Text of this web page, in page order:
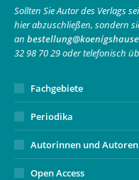
in
new
window
in
new
window
opens
in
new
window
Sollten Sie Autor des Verlags
hier abzuschließen, sondern
an
32 98 70 29 oder telefonisch
Fachgebiete
Periodika
Autorinnen und Autoren
Open Access